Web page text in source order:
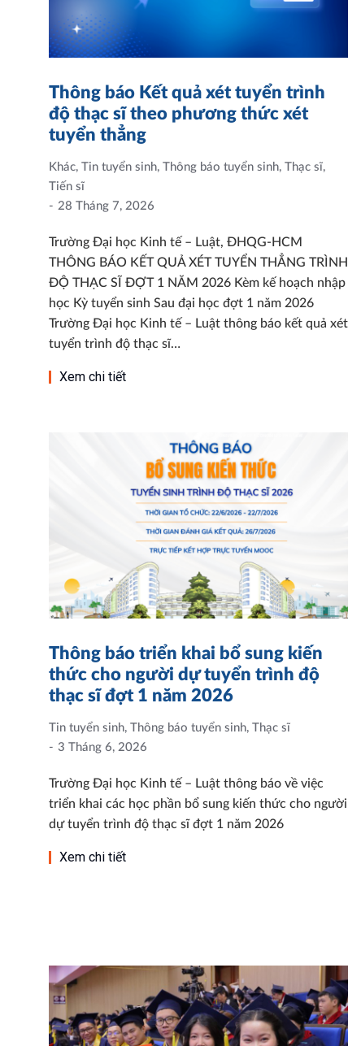
Thông báo Kết quả xét tuyển trình
độ thạc sĩ theo phương thức xét
tuyển thẳng
Khác, Tin tuyển sinh, Thông báo tuyển sinh, Thạc sĩ,
Tiến sĩ
28 Tháng 7, 2026
Trường Đại học Kinh tế – Luật, ĐHQG-HCM
THÔNG BÁO KẾT QUẢ XÉT TUYỂN THẲNG TRÌNH
ĐỘ THẠC SĨ ĐỢT 1 NĂM 2026 Kèm kế hoạch nhập
học Kỳ tuyển sinh Sau đại học đợt 1 năm 2026
Trường Đại học Kinh tế – Luật thông báo kết quả xét
tuyển trình độ thạc sĩ…
Xem chi tiết
Thông báo triển khai bổ sung kiến
thức cho người dự tuyển trình độ
thạc sĩ đợt 1 năm 2026
Tin tuyển sinh, Thông báo tuyển sinh, Thạc sĩ
3 Tháng 6, 2026
Trường Đại học Kinh tế – Luật thông báo về việc
triển khai các học phần bổ sung kiến thức cho người
dự tuyển trình độ thạc sĩ đợt 1 năm 2026
Xem chi tiết